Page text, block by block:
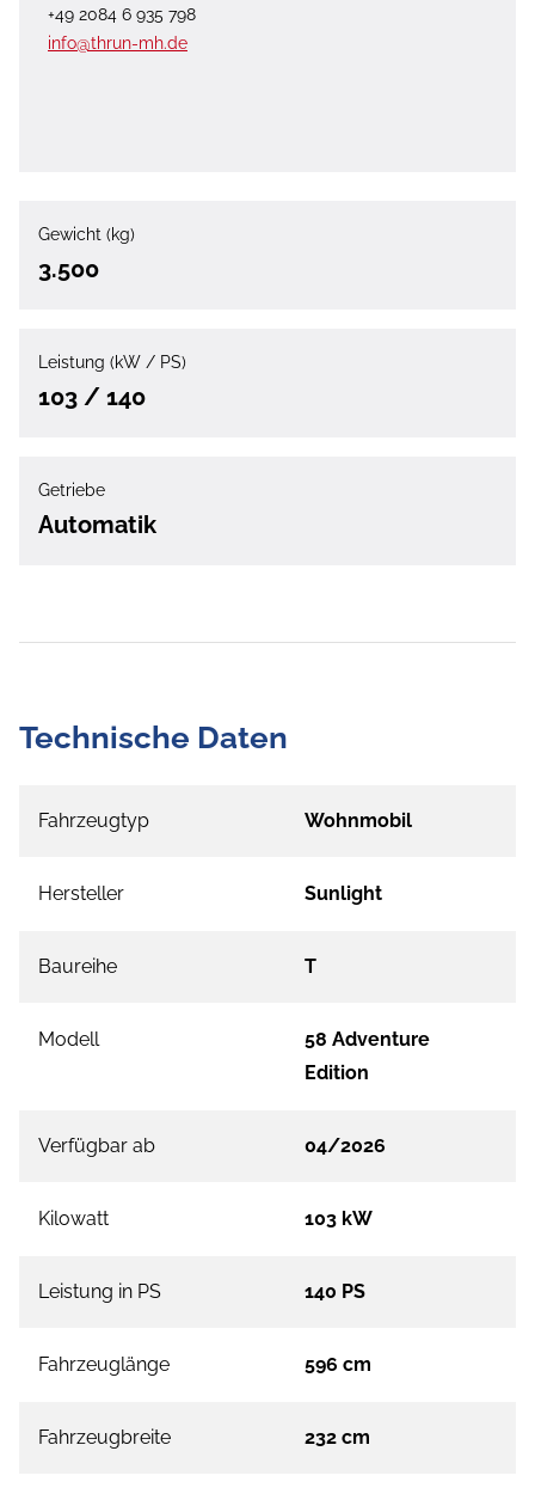
+49 2084 6 935 798
info@thrun-mh.de
Gewicht (kg)
3.500
Leistung (kW / PS)
103 / 140
Getriebe
Automatik
Technische Daten
Fahrzeugtyp Wohnmobil
Hersteller Sunlight
Baureihe T
Modell
58 Adventure
Edition
Verfügbar ab 04/2026
Kilowatt 103 kW
Leistung in PS 140 PS
Fahrzeuglänge 596 cm
Fahrzeugbreite 232 cm